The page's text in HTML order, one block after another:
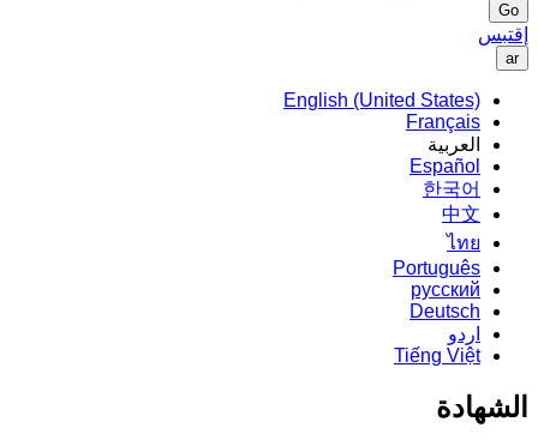
Go
إقتبس
ar
English (United States)
Français
العربية
Español
한국어
中文
ไทย
Português
русский
Deutsch
اردو
Tiếng Việt
الشهادة